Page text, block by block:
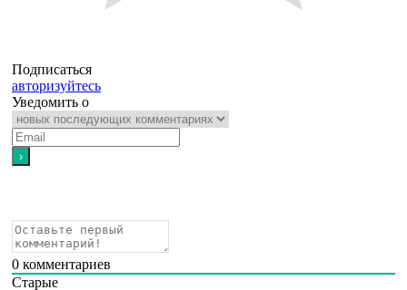
Подписаться
авторизуйтесь
Уведомить о
0 комментариев
Старые